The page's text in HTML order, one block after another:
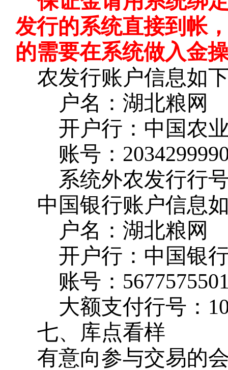
发行的系统直接到帐
的需要在系统做入金
农发行账户信息如
户名：湖北粮网
开户行：中国农
账号：
系统外农发行行
中国银行账户信息
户名：湖北粮网
开户行：中国银
账号：
大额支付行号：
七、库点看样
有意向参与交易的